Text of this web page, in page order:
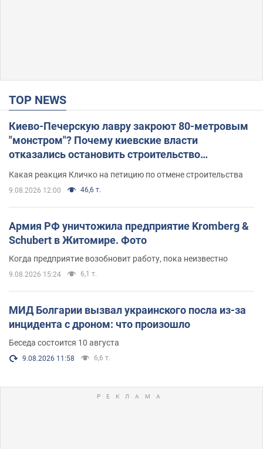
TOP NEWS
Киево-Печерскую лавру закроют 80-метровым
"монстром"? Почему киевские власти
отказались остановить строительство
Какая реакция Кличко на петицию по отмене строительства
9.08.2026 12:00 46,6 т.
Армия РФ уничтожила предприятие Kromberg &
Schubert в Житомире. Фото
Когда предприятие возобновит работу, пока неизвестно
9.08.2026 15:24 6,1 т.
МИД Болгарии вызвал украинского посла из-за
инцидента с дроном: что произошло
Беседа состоится 10 августа
9.08.2026 11:58 6,6 т.